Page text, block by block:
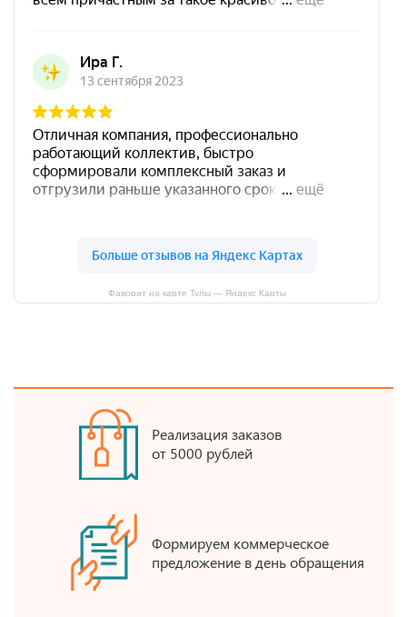
Фаворит на карте Тулы — Яндекс Карты
Реализация заказов
от 5000 рублей
Формируем коммерческое
предложение в день обращения